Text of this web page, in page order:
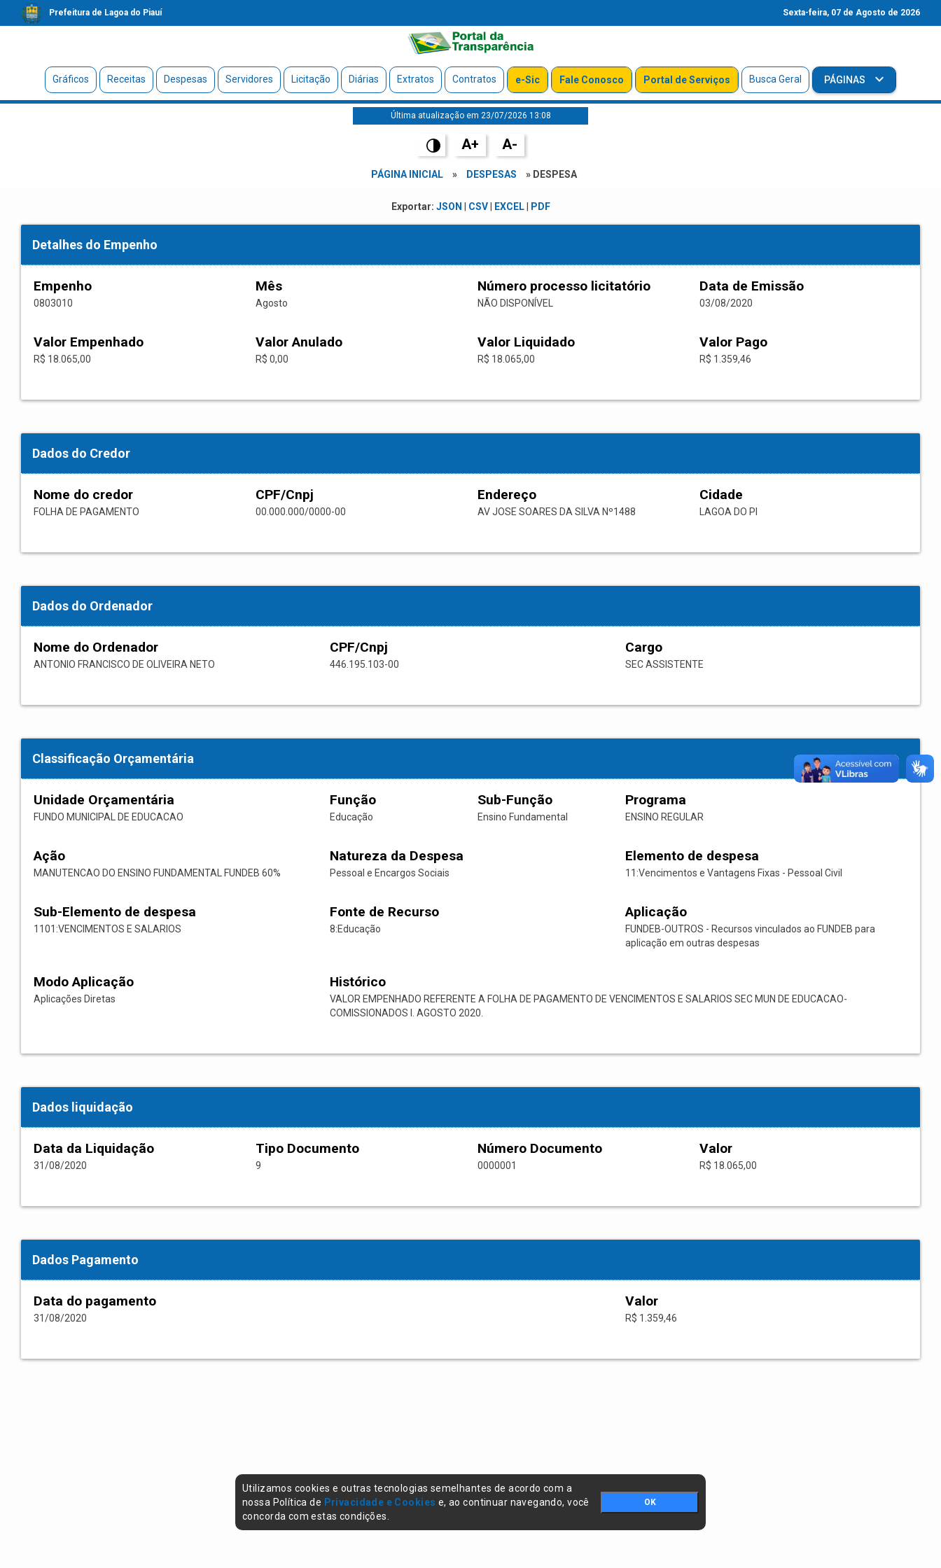
Prefeitura de Lagoa do Piauí Sexta-feira, 07 de Agosto de 2026
Gráficos Receitas Despesas Servidores Licitação Diárias Extratos Contratos e-Sic Fale Conosco Portal de Serviços Busca Geral PÁGINAS
Última atualização em 23/07/2026 13:08
A+ A-
PÁGINA INICIAL » DESPESAS » DESPESA
Exportar: JSON CSV| EXCEL| PDF
Detalhes do Empenho
Empenho
0803010
Mês
Agosto
Número processo licitatório
NÃO DISPONÍVEL
Data de Emissão
03/08/2020
Valor Empenhado
R$ 18.065,00
Valor Anulado
R$ 0,00
Valor Liquidado
R$ 18.065,00
Valor Pago
R$ 1.359,46
Dados do Credor
Nome do credor
FOLHA DE PAGAMENTO
CPF/Cnpj
00.000.000/0000-00
Endereço
AV JOSE SOARES DA SILVA Nº1488
Cidade
LAGOA DO PI
Dados do Ordenador
Nome do Ordenador
ANTONIO FRANCISCO DE OLIVEIRA NETO
CPF/Cnpj
446.195.103-00
Cargo
SEC ASSISTENTE
Classificação Orçamentária
Unidade Orçamentária
FUNDO MUNICIPAL DE EDUCACAO
Função
Educação
Sub-Função
Ensino Fundamental
Programa
ENSINO REGULAR
Ação
MANUTENCAO DO ENSINO FUNDAMENTAL FUNDEB 60%
Natureza da Despesa
Pessoal e Encargos Sociais
Elemento de despesa
11:Vencimentos e Vantagens Fixas - Pessoal Civil
Sub-Elemento de despesa
1101:VENCIMENTOS E SALARIOS
Fonte de Recurso
8:Educação
Aplicação
FUNDEB-OUTROS - Recursos vinculados ao FUNDEB para
aplicação em outras despesas
Modo Aplicação
Aplicações Diretas
Histórico
VALOR EMPENHADO REFERENTE A FOLHA DE PAGAMENTO DE VENCIMENTOS E SALARIOS SEC MUN DE EDUCACAO-
COMISSIONADOS I. AGOSTO 2020.
Dados liquidação
Data da Liquidação
31/08/2020
Tipo Documento
9
Número Documento
0000001
Valor
R$ 18.065,00
Dados Pagamento
Data do pagamento
31/08/2020
Valor
R$ 1.359,46
Utilizamos cookies e outras tecnologias semelhantes de acordo com a
nossa Política de Privacidade e Cookies e, ao continuar navegando, você
concorda com estas condições.
OK